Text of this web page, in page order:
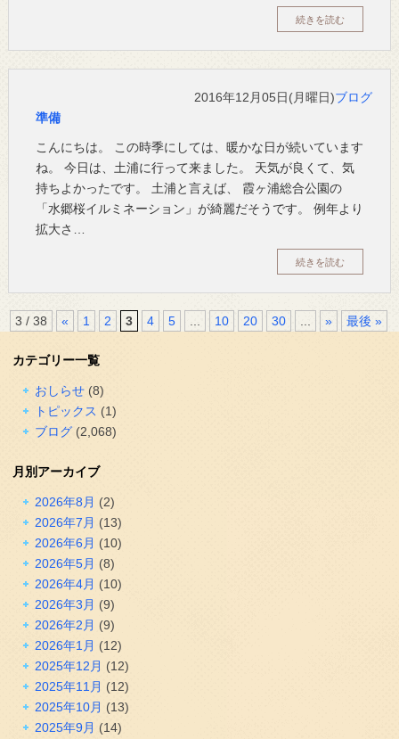
続きを読む
2016年12月05日(月曜日)ブログ
準備
こんにちは。 この時季にしては、暖かな日が続いています
ね。 今日は、土浦に行って来ました。 天気が良くて、気
持ちよかったです。 土浦と言えば、 霞ヶ浦総合公園の
「水郷桜イルミネーション」が綺麗だそうです。 例年より
拡大さ…
続きを読む
3 / 38 « 1 2 3 4 5 10 20 30 » 最後 »
カテゴリー一覧
おしらせ(8)
トピックス (1)
ブログ(2,068)
月別アーカイブ
2026年8月 (2)
2026年7月 (13)
2026年6月 (10)
2026年5月 (8)
2026年4月 (10)
2026年3月 (9)
2026年2月 (9)
2026年1月 (12)
2025年12月 (12)
2025年11月 (12)
2025年10月 (13)
2025年9月 (14)